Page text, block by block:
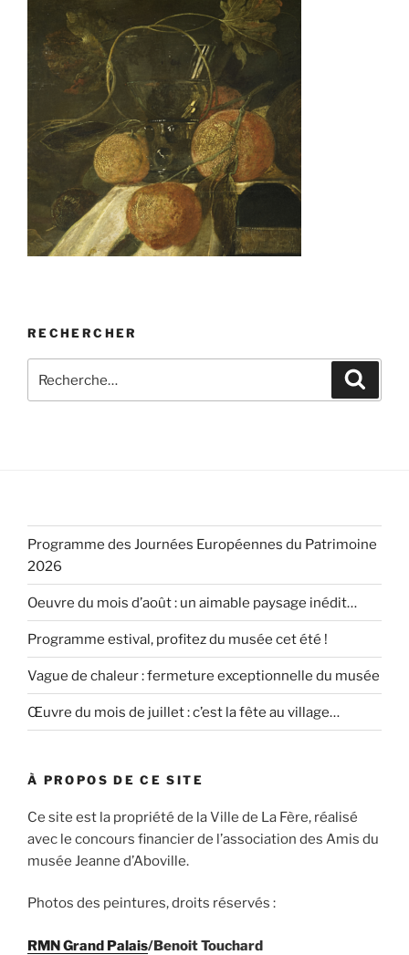
RECHERCHER
pour
Programme des Journées Européennes du Patrimoine
2026
Oeuvre du mois d’août : un aimable paysage inédit…
Programme estival, profitez du musée cet été !
Vague de chaleur : fermeture exceptionnelle du musée
Œuvre du mois de juillet : c’est la fête au village…
À PROPOS DE CE SITE
Ce site est la propriété de la Ville de La Fère, réalisé
avec le concours financier de l’association des Amis du
musée Jeanne d’Aboville.
Photos des peintures, droits réservés :
RMN Grand Palais/Benoit Touchard